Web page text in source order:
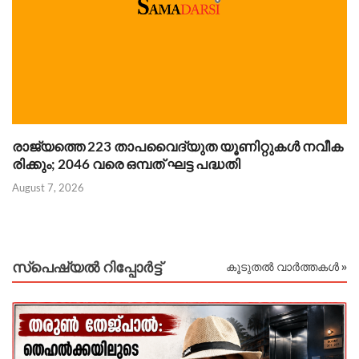
രാജ്യത്തെ 223 താപവൈദ്യുത യൂണിറ്റുകൾ നവീക
രിക്കും; 2046 വരെ ഒമ്പത് ഘട്ട പദ്ധതി
August 7, 2026
സ്പെഷ്യൽ റിപ്പോര്‍ട്ട് കൂടുതൽ വാർത്തകൾ »